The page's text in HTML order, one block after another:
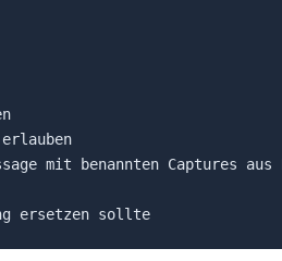
mit benannten Captures aus